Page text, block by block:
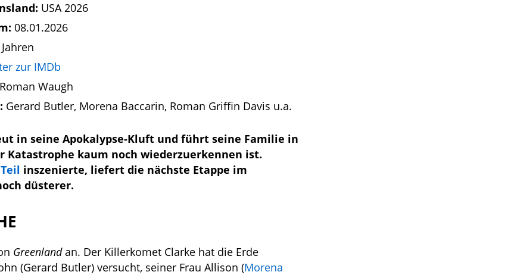
USA 2026
08.01.2026
zur IMDb
Waugh
Gerard Butler, Morena Baccarin, Roman Griffin Davis u.a.
in seine Apokalypse-Kluft und führt seine Familie in
Katastrophe kaum noch wiederzuerkennen ist.
inszenierte, liefert die nächste Etappe im
düsterer.
Greenlandan. Der Killerkomet Clarke hat die Erde
(Gerard Butler) versucht, seiner Frau Allison (Morena